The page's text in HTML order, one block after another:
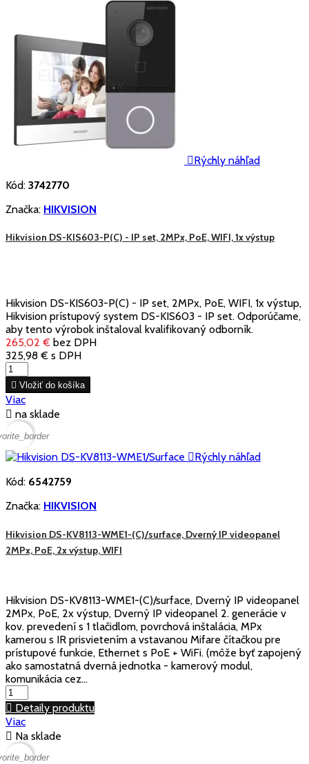
Rýchly náhľad
Kód: 3742770
Značka: HIKVISION
Hikvision DS-KIS603-P(C) - IP set, 2MPx, PoE, WIFI, 1x výstup
Hikvision DS-KIS603-P(C) - IP set, 2MPx, PoE, WIFI, 1x výstup,
Hikvision prístupový system DS-KIS603 - IP set. Odporúčame,
aby tento výrobok inštaloval kvalifikovaný odborník.
265,02 € bez DPH
325,98 € s DPH
 Vložiť do košíka
Viac
 na sklade
Rýchly náhľad
Kód: 6542759
Značka: HIKVISION
Hikvision DS-KV8113-WME1-(C)/surface, Dverný IP videopanel
2MPx, PoE, 2x výstup, WIFI
Hikvision DS-KV8113-WME1-(C)/surface, Dverný IP videopanel
2MPx, PoE, 2x výstup, Dverný IP videopanel 2. generácie v
kov. prevedení s 1 tlačidlom, povrchová inštalácia, MPx
kamerou s IR prisvietením a vstavanou Mifare čítačkou pre
prístupové funkcie, Ethernet s PoE + WiFi. (môže byť zapojený
ako samostatná dverná jednotka - kamerový modul,
komunikácia cez...
 Detaily produktu
Viac
 Na sklade